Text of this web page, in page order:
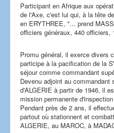
Participant en Afrique aux
de l'Axe, c'est lui qui, à la tête
en ERYTHREE, "... prend
officiers généraux, 440 officiers,
Promu général, il exerce divers
participe à la pacification de la
séjour comme commandant
Devenu adjoint au commandant
d'ALGERIE à partir de 1946, il
mission permanente
Pendant près de 2 ans, il
partout où stationnent et
ALGERIE, au MAROC, à